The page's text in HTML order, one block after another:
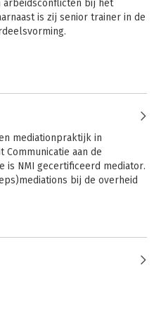
arbeidsconflicten bij het
is zij senior trainer in de
mediationpraktijk in
aan de
is NMI gecertificeerd mediator.
bij de overheid